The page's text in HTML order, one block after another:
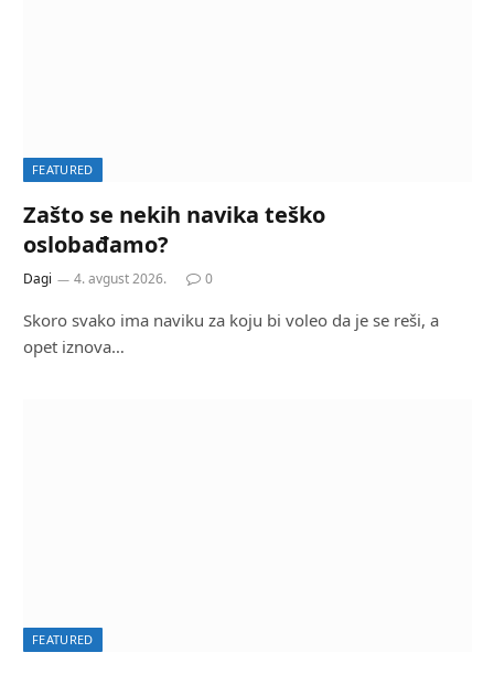
FEATURED
Zašto se nekih navika teško
oslobađamo?
Dagi 4. avgust 2026. 0
Skoro svako ima naviku za koju bi voleo da je se reši, a
opet iznova…
FEATURED